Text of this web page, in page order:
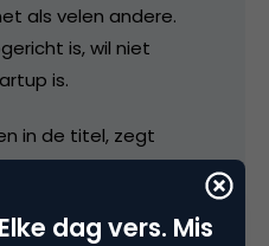
als velen andere.
is, wil niet
is.
in de titel, zegt
dag vers. Mis